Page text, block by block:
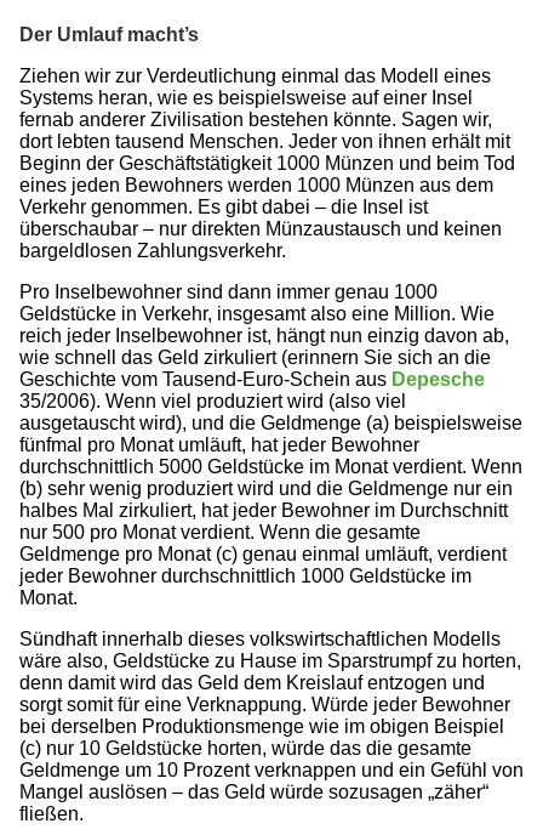
Der Umlauf macht’s
Ziehen wir zur Verdeutlichung einmal das Modell eines
Systems heran, wie es beispielsweise auf einer Insel
fernab anderer Zivilisation bestehen könnte. Sagen wir,
dort lebten tausend Menschen. Jeder von ihnen erhält mit
Beginn der Geschäftstätigkeit 1000 Münzen und beim Tod
eines jeden Bewohners werden 1000 Münzen aus dem
Verkehr genommen. Es gibt dabei – die Insel ist
überschaubar – nur direkten Münzaustausch und keinen
bargeldlosen Zahlungsverkehr.
Pro Inselbewohner sind dann immer genau 1000
Geldstücke in Verkehr, insgesamt also eine Million. Wie
reich jeder Inselbewohner ist, hängt nun einzig davon ab,
wie schnell das Geld zirkuliert (erinnern Sie sich an die
Geschichte vom Tausend-Euro-Schein aus Depesche
35/2006). Wenn viel produziert wird (also viel
ausgetauscht wird), und die Geldmenge (a) beispielsweise
fünfmal pro Monat umläuft, hat jeder Bewohner
durchschnittlich 5000 Geldstücke im Monat verdient. Wenn
(b) sehr wenig produziert wird und die Geldmenge nur ein
halbes Mal zirkuliert, hat jeder Bewohner im Durchschnitt
nur 500 pro Monat verdient. Wenn die gesamte
Geldmenge pro Monat (c) genau einmal umläuft, verdient
jeder Bewohner durchschnittlich 1000 Geldstücke im
Monat.
Sündhaft innerhalb dieses volkswirtschaftlichen Modells
wäre also, Geldstücke zu Hause im Sparstrumpf zu horten,
denn damit wird das Geld dem Kreislauf entzogen und
sorgt somit für eine Verknappung. Würde jeder Bewohner
bei derselben Produktionsmenge wie im obigen Beispiel
(c) nur 10 Geldstücke horten, würde das die gesamte
Geldmenge um 10 Prozent verknappen und ein Gefühl von
Mangel auslösen – das Geld würde sozusagen „zäher“
fließen.